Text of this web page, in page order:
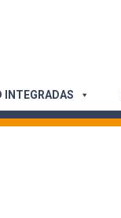
INTEGRADAS